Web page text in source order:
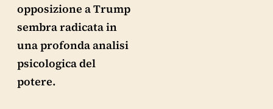
opposizione a Trump
sembra radicata in
una profonda analisi
psicologica del
potere.